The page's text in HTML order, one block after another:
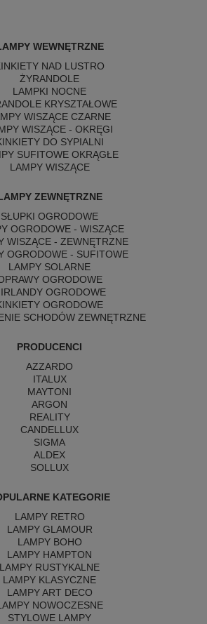
WEWNĘTRZNE
NAD LUSTRO
ŻYRANDOLE
LAMPKI NOCNE
KRYSZTAŁOWE
WISZĄCE CZARNE
WISZĄCE - OKRĘGI
DO SYPIALNI
SUFITOWE OKRĄGŁE
LAMPY WISZĄCE
ZEWNĘTRZNE
SŁUPKI OGRODOWE
OGRODOWE - WISZĄCE
WISZĄCE - ZEWNĘTRZNE
OGRODOWE - SUFITOWE
LAMPY SOLARNE
OGRODOWE
OGRODOWE
OGRODOWE
SCHODÓW ZEWNĘTRZNE
PRODUCENCI
AZZARDO
ITALUX
MAYTONI
ARGON
REALITY
CANDELLUX
SIGMA
ALDEX
SOLLUX
KATEGORIE
LAMPY RETRO
LAMPY GLAMOUR
LAMPY BOHO
LAMPY HAMPTON
LAMPY RUSTYKALNE
LAMPY KLASYCZNE
LAMPY ART DECO
NOWOCZESNE
STYLOWE LAMPY